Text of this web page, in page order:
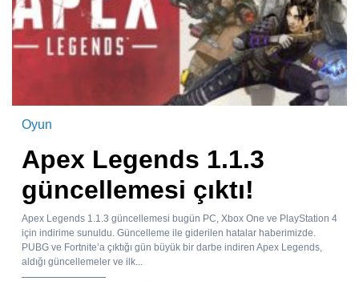
Oyun
Apex Legends 1.1.3
güncellemesi çıktı!
Apex Legends 1.1.3 güncellemesi bugün PC, Xbox One ve PlayStation 4
için indirime sunuldu. Güncelleme ile giderilen hatalar haberimizde.
PUBG ve Fortnite’a çıktığı gün büyük bir darbe indiren Apex Legends,
aldığı güncellemeler ve ilk...